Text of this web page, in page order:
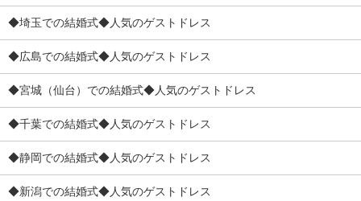
◆埼玉での結婚式◆人気のゲストドレス
◆広島での結婚式◆人気のゲストドレス
◆宮城（仙台）での結婚式◆人気のゲストドレス
◆千葉での結婚式◆人気のゲストドレス
◆静岡での結婚式◆人気のゲストドレス
◆新潟での結婚式◆人気のゲストドレス